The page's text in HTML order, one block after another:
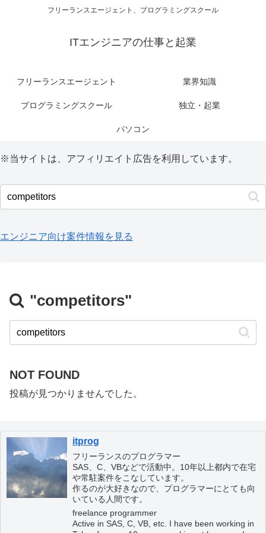
フリーランスエージェント、プログラミングスクール
ITエンジニアの仕事と起業
フリーランスエージェント 業界知識
プログラミングスクール 独立・起業
パソコン
※当サイトは、アフィリエイト広告を利用しています。
エンジニア向け案件情報を見る
"competitors"
NOT FOUND
投稿が見つかりませんでした。
itprog
フリーランスのプログラマー
SAS、C、VBなどで活動中。10年以上都内で在宅
や常駐案件をこなしています。
作るのが大好きなので、プログラマーにとても向
いている人間です。
freelance programmer
Active in SAS, C, VB, etc. I have been working in